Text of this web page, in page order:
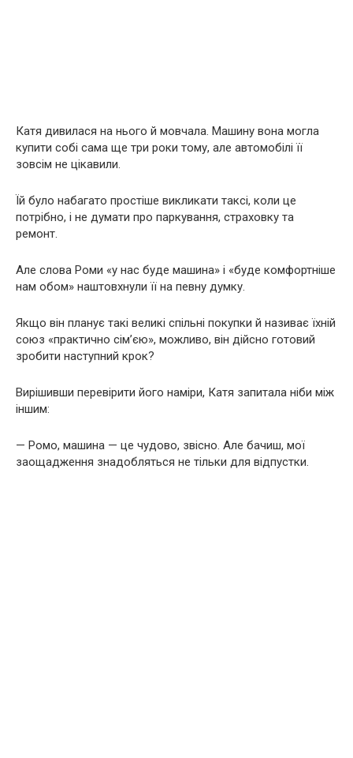
Катя дивилася на нього й мовчала. Машину вона могла
купити собі сама ще три роки тому, але автомобілі її
зовсім не цікавили.
Їй було набагато простіше викликати таксі, коли це
потрібно, і не думати про паркування, страховку та
ремонт.
Але слова Роми «у нас буде машина» і «буде комфортніше
нам обом» наштовхнули її на певну думку.
Якщо він планує такі великі спільні покупки й називає їхній
союз «практично сім’єю», можливо, він дійсно готовий
зробити наступний крок?
Вирішивши перевірити його наміри, Катя запитала ніби між
іншим:
— Ромо, машина — це чудово, звісно. Але бачиш, мої
заощадження знадобляться не тільки для відпустки.